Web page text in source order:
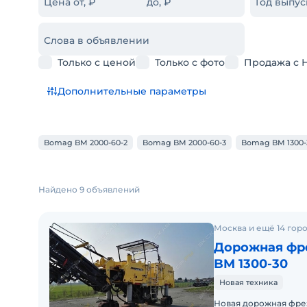
Слова в объявлении
Только с ценой
Только с фото Продажа с
Дополнительные параметры
Bomag BM 2000-60-2 Bomag BM 2000-60-3 Bomag BM
Найдено 9 объявлений
Москва и ещё 14
Дорожная
BM 1300-30
Новая техника
Новая дорожная фреза